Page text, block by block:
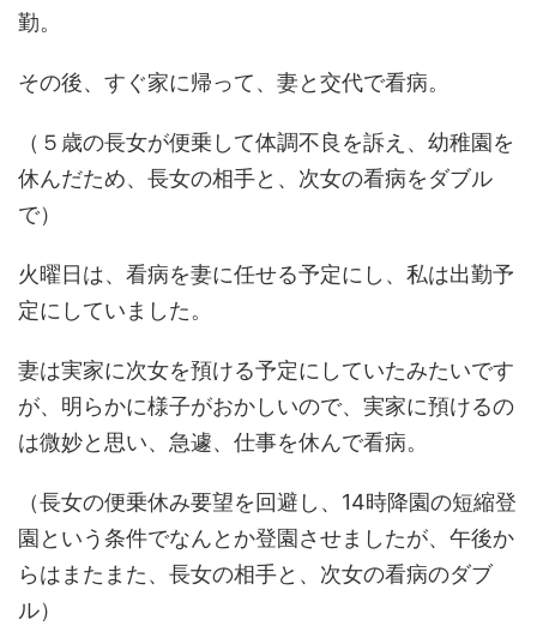
勤。
その後、すぐ家に帰って、妻と交代で看病。
（５歳の長女が便乗して体調不良を訴え、幼稚園を
休んだため、長女の相手と、次女の看病をダブル
で）
火曜日は、看病を妻に任せる予定にし、私は出勤予
定にしていました。
妻は実家に次女を預ける予定にしていたみたいです
が、明らかに様子がおかしいので、実家に預けるの
は微妙と思い、急遽、仕事を休んで看病。
（長女の便乗休み要望を回避し、14時降園の短縮登
園という条件でなんとか登園させましたが、午後か
らはまたまた、長女の相手と、次女の看病のダブ
ル）